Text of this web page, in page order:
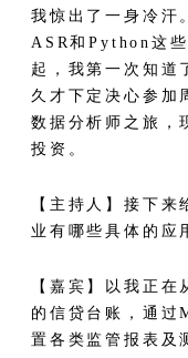
我惊出了一身冷汗
ASR和Python这
起，我第一次知道
久才下定决心参加
数据分析师之旅，
投资。
【主持人】接下
业有哪些具体的应
【嘉宾】以我正
的信贷台账，通过
置各类监管报表及